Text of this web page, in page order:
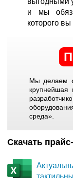
и мы
которого вы
Мы делаем
крупнейшая
среда».
Скачать